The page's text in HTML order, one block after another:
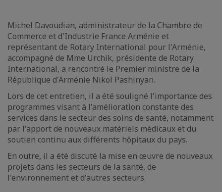
Michel Davoudian, administrateur de la Chambre de
Commerce et d'Industrie France Arménie et
représentant de Rotary International pour l'Arménie,
accompagné de Mme Urchik, présidente de Rotary
International, a rencontré le Premier ministre de la
République d'Arménie Nikol Pashinyan.
Lors de cet entretien, il a été souligné l'importance des
programmes visant à l'amélioration constante des
services dans le secteur des soins de santé, notamment
par l'apport de nouveaux matériels médicaux et du
soutien continu aux différents hôpitaux du pays.
En outre, il a été discuté la mise en œuvre de nouveaux
projets dans les secteurs de la santé, de
l'environnement et d'autres secteurs.